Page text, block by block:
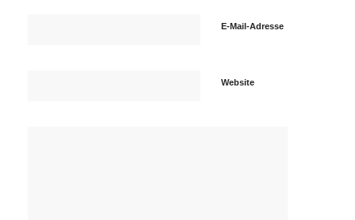
E-Mail-Adresse
Website